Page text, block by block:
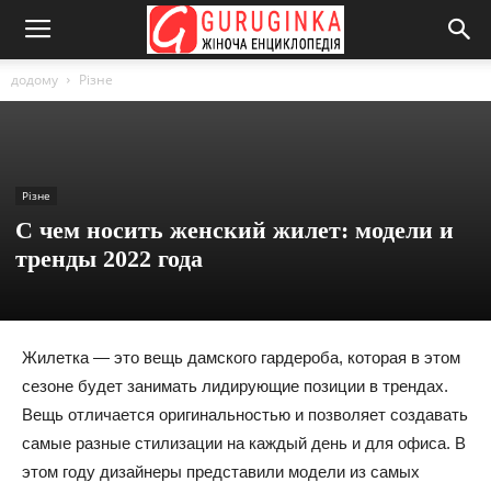
додому Різне
Різне
С чем носить женский жилет: модели и
тренды 2022 года
Жилетка — это вещь дамского гардероба, которая в этом
сезоне будет занимать лидирующие позиции в трендах.
Вещь отличается оригинальностью и позволяет создавать
самые разные стилизации на каждый день и для офиса. В
этом году дизайнеры представили модели из самых